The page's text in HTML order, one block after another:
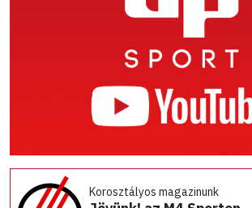
Korosztályos magazinunk